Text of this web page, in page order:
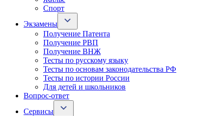
Спорт
Экзамены
Получение Патента
Получение РВП
Получение ВНЖ
Тесты по русскому языку
Тесты по основам законодательства РФ
Тесты по истории России
Для детей и школьников
Вопрос-ответ
Сервисы